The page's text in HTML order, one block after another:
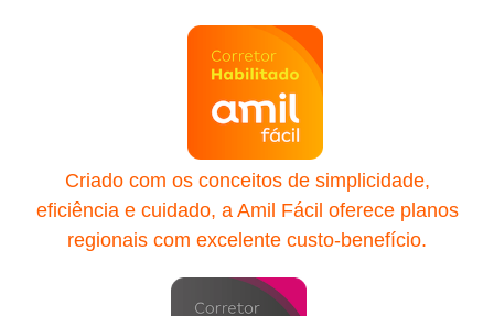
Criado com os conceitos de simplicidade,
eficiência e cuidado, a Amil Fácil oferece planos
regionais com excelente custo-benefício.